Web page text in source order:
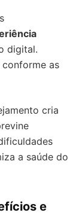
digital.
conforme as
cria
a saúde do
e